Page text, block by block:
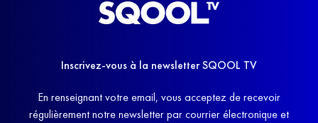
Inscrivez-vous à la newsletter SQOOL TV
En renseignant votre email, vous acceptez de recevoir
régulièrement notre newsletter par courrier électronique et